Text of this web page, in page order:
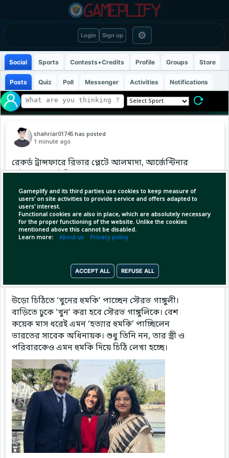
Login Sign up ⚙
Gameplify and its third parties use cookies to keep measure of
users' on site activities to provide service and offers adapted to
users' interest.
Functional cookies are also in place, which are absolutely necessary
for the proper functioning of the website. Unlike the cookies
mentioned above this cannot be disabled.
Learn more: About us Privacy policy
ACCEPT ALL REFUSE ALL
Social Sports Contests+Credits Profile Groups Store
Posts Quiz Poll Messenger Activities Notifications
shahriar01745 has posted
1 minute ago
রেকর্ড ট্রান্সফারে রিভার প্লেটে আলমাদা, আর্জেন্টিনার
ফুটবলে নতুন ইতিহাস।
Copy Link
has posted
উড়ো চিঠিতে ‘খুনের হুমকি’ পাচ্ছেন সৌরভ গাঙ্গুলী।
বাড়িতে ঢুকে ‘খুন’ করা হবে সৌরভ গাঙ্গুলিকে। বেশ
কয়েক মাস ধরেই এমন ‘হত্যার হুমকি’ পাচ্ছিলেন
ভারতের সাবেক অধিনায়ক। শুধু তিনি নন, তার স্ত্রী ও
পরিবারকেও এমন হুমকি দিয়ে চিঠি লেখা হচ্ছে।